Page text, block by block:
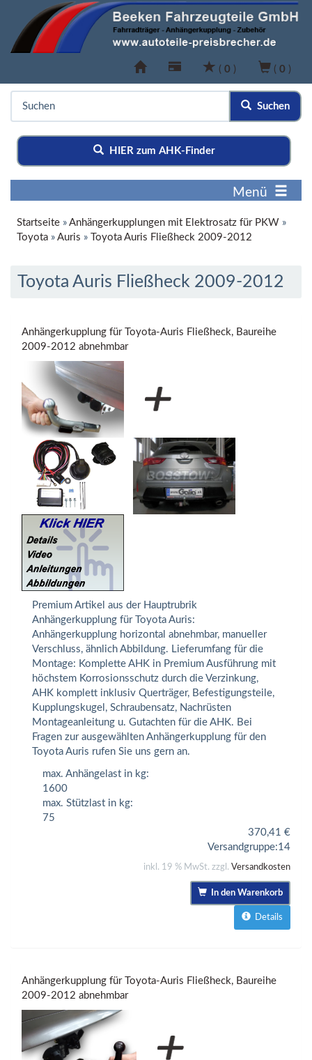
( 0 ) ( 0 )
Suchen
HIER zum AHK-Finder
Menü
Startseite » Anhängerkupplungen mit Elektrosatz für PKW »
Toyota » Auris » Toyota Auris Fließheck 2009-2012
Toyota Auris Fließheck 2009-2012
Anhängerkupplung für Toyota-Auris Fließheck, Baureihe
2009-2012 abnehmbar
Premium Artikel aus der Hauptrubrik
Anhängerkupplung für Toyota Auris:
Anhängerkupplung horizontal abnehmbar, manueller
Verschluss, ähnlich Abbildung. Lieferumfang für die
Montage: Komplette AHK in Premium Ausführung mit
höchstem Korrosionsschutz durch die Verzinkung,
AHK komplett inklusiv Querträger, Befestigungsteile,
Kupplungskugel, Schraubensatz, Nachrüsten
Montageanleitung u. Gutachten für die AHK. Bei
Fragen zur ausgewählten Anhängerkupplung für den
Toyota Auris rufen Sie uns gern an.
max. Anhängelast in kg:
1600
max. Stützlast in kg:
75
370,41 €
Versandgruppe:14
inkl. 19 % MwSt. zzgl. Versandkosten
In den Warenkorb
Details
Anhängerkupplung für Toyota-Auris Fließheck, Baureihe
2009-2012 abnehmbar